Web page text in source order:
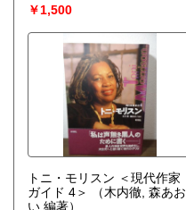
￥1,500
トニ・モリスン ＜現代作家
ガイド 4＞
（木内徹, 森あお
い 編著）